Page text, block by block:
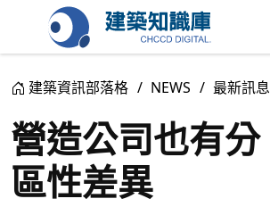
建築資訊部落格 NEWS 最新訊息
營造公司也有
區性差異